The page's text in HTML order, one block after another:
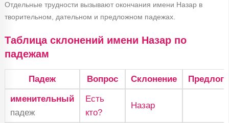
Отдельные трудности вызывают окончания имени Назар в
творительном, дательном и предложном падежах.
Таблица склонений имени Назар по
падежам
Падеж Вопрос Склонение Предлоги
именительный
падеж
Есть
кто?
Назар